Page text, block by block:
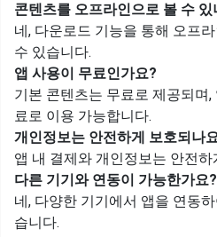
콘텐츠를 오프라인으로 볼 수 있
네, 다운로드 기능을 통해 오프
수 있습니다.
앱 사용이 무료인가요?
기본 콘텐츠는 무료로 제공되며
료로 이용 가능합니다.
개인정보는 안전하게 보호되나
앱 내 결제와 개인정보는 안전하
다른 기기와 연동이 가능한가요?
네, 다양한 기기에서 앱을 연동
습니다.